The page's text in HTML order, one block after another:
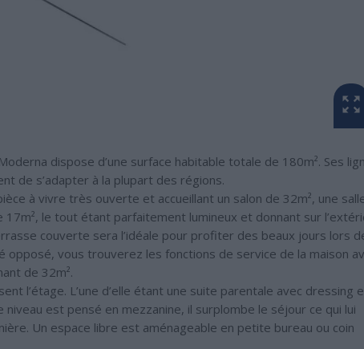
dispose d’une surface habitable totale de 180m². Ses
de s’adapter à la plupart des régions.
à vivre très ouverte et accueillant un salon de 32m², une
17m², le tout étant parfaitement lumineux et donnant sur
couverte sera l’idéale pour profiter des beaux jours lors
opposé, vous trouverez les fonctions de service de la maison
de 32m².
l’étage. L’une d’elle étant une suite parentale avec dressing
niveau est pensé en mezzanine, il surplombe le séjour ce qui lui
Un espace libre est aménageable en petite bureau ou coin